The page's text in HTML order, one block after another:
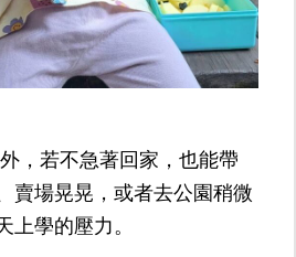
，若不急著回家，也能帶
賣場晃晃，或者去公園稍微
上學的壓力。